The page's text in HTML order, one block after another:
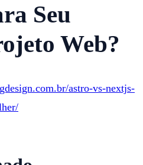
Seu
Web?
astro-vs-nextjs-